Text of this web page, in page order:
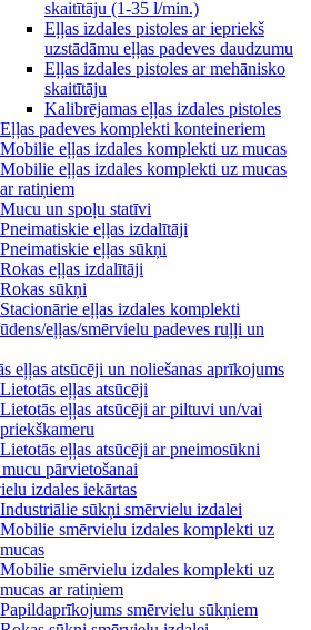
skaitītāju (1-35 l/min.)
Eļļas izdales pistoles ar iepriekš
uzstādāmu eļļas padeves daudzumu
Eļļas izdales pistoles ar mehānisko
skaitītāju
Kalibrējamas eļļas izdales pistoles
Eļļas padeves komplekti konteineriem
Mobilie eļļas izdales komplekti uz mucas
Mobilie eļļas izdales komplekti uz mucas
ar ratiņiem
Mucu un spoļu statīvi
Pneimatiskie eļļas izdalītāji
Pneimatiskie eļļas sūkņi
Rokas eļļas izdalītāji
Rokas sūkņi
Stacionārie eļļas izdales komplekti
eļļas/smērvielu padeves ruļļi un
eļļas atsūcēji un noliešanas aprīkojums
Lietotās eļļas atsūcēji
Lietotās eļļas atsūcēji ar piltuvi un/vai
priekškameru
Lietotās eļļas atsūcēji ar pneimosūkni
pārvietošanai
izdales iekārtas
Industriālie sūkņi smērvielu izdalei
Mobilie smērvielu izdales komplekti uz
mucas
Mobilie smērvielu izdales komplekti uz
mucas ar ratiņiem
Papildaprīkojums smērvielu sūkņiem